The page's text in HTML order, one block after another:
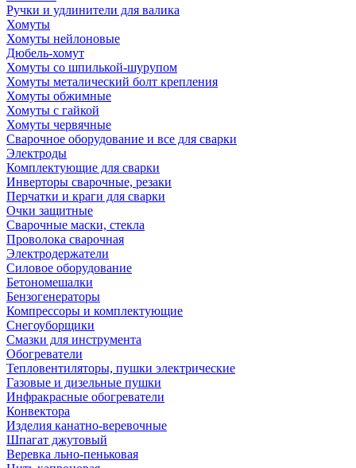
Ручки и удлинители для валика
Хомуты
Хомуты нейлоновые
Дюбель-хомут
Хомуты со шпилькой-шурупом
Хомуты металический болт крепления
Хомуты обжимные
Хомуты с гайкой
Хомуты червячные
Сварочное оборудование и все для сварки
Электроды
Комплектующие для сварки
Инверторы сварочные, резаки
Перчатки и краги для сварки
Очки защитные
Сварочные маски, стекла
Проволока сварочная
Электродержатели
Силовое оборудование
Бетономешалки
Бензогенераторы
Компрессоры и комплектующие
Снегоуборщики
Смазки для инструмента
Обогреватели
Тепловентиляторы, пушки электрические
Газовые и дизельные пушки
Инфракрасные обогреватели
Конвектора
Изделия канатно-веревочные
Шпагат джутовый
Веревка льно-пеньковая